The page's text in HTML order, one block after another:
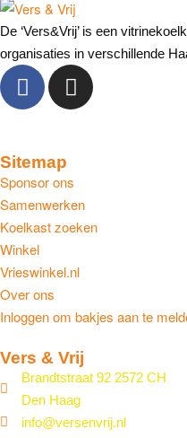
De ‘Vers&Vrij’ is een
organisaties in verschillende
Sitemap
Sponsor ons
Samenwerken
Koelkast zoeken
Winkel
Vrieswinkel.nl
Over ons
Inloggen om bakjes aan te
Vers & Vrij
Brandtstraat 92 2572 CH
Den Haag
info@versenvrij.nl